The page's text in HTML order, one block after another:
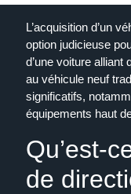
L’acquisition d’un
option judicieuse
d’une voiture alliant
au véhicule neuf
significatifs,
équipements haut
Qu’est-
de